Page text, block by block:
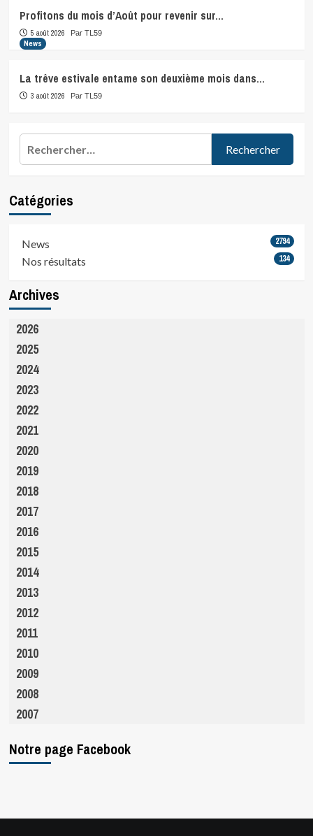
Profitons du mois d’Août pour revenir sur…
5 août 2026 Par TL59
News
La trêve estivale entame son deuxième mois dans…
3 août 2026 Par TL59
Catégories
News 2794
Nos résultats 134
Archives
2026
2025
2024
2023
2022
2021
2020
2019
2018
2017
2016
2015
2014
2013
2012
2011
2010
2009
2008
2007
Notre page Facebook